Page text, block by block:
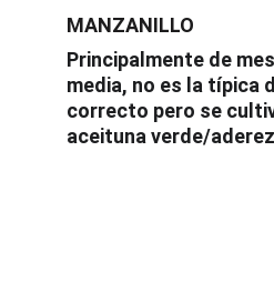
MANZANILLO
Principalmente de
media, no es la típica
correcto pero se
aceituna verde/